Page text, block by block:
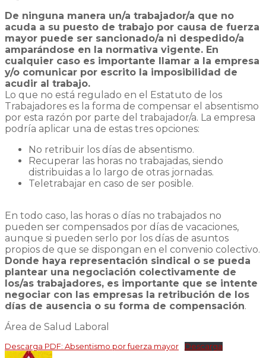
De ninguna manera un/a trabajador/a que no
acuda a su puesto de trabajo por causa de fuerza
mayor puede ser sancionado/a ni despedido/a
amparándose en la normativa vigente. En
cualquier caso es importante llamar a la empresa
y/o comunicar por escrito la imposibilidad de
acudir al trabajo.
Lo que no está regulado en el Estatuto de los
Trabajadores es la forma de compensar el absentismo
por esta razón por parte del trabajador/a. La empresa
podría aplicar una de estas tres opciones:
No retribuir los días de absentismo.
Recuperar las horas no trabajadas, siendo
distribuidas a lo largo de otras jornadas.
Teletrabajar en caso de ser posible.
En todo caso, las horas o días no trabajados no
pueden ser compensados por días de vacaciones,
aunque si pueden serlo por los días de asuntos
propios de que se dispongan en el convenio colectivo.
Donde haya representación sindical o se pueda
plantear una negociación colectivamente de
los/as trabajadores, es importante que se intente
negociar con las empresas la retribución de los
días de ausencia o su forma de compensación.
Área de Salud Laboral
Descarga PDF: Absentismo por fuerza mayor Descarga